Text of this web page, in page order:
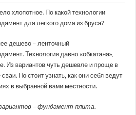
для
легкого
дома
из
хлопотное. По какой технологии
для легкого дома из бруса?
дешево – ленточный
Технология давно «обкатана»,
Из вариантов чуть дешевле и проще в
Но стоит узнать, как они себя ведут
в выбранной вами местности.
– фундамент-плита.